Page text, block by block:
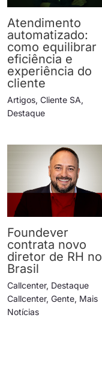
Atendimento
automatizado:
como equilibrar
eficiência e
experiência do
cliente
Artigos, Cliente SA,
Destaque
Foundever
contrata novo
diretor de RH no
Brasil
Callcenter, Destaque
Callcenter, Gente, Mais
Notícias